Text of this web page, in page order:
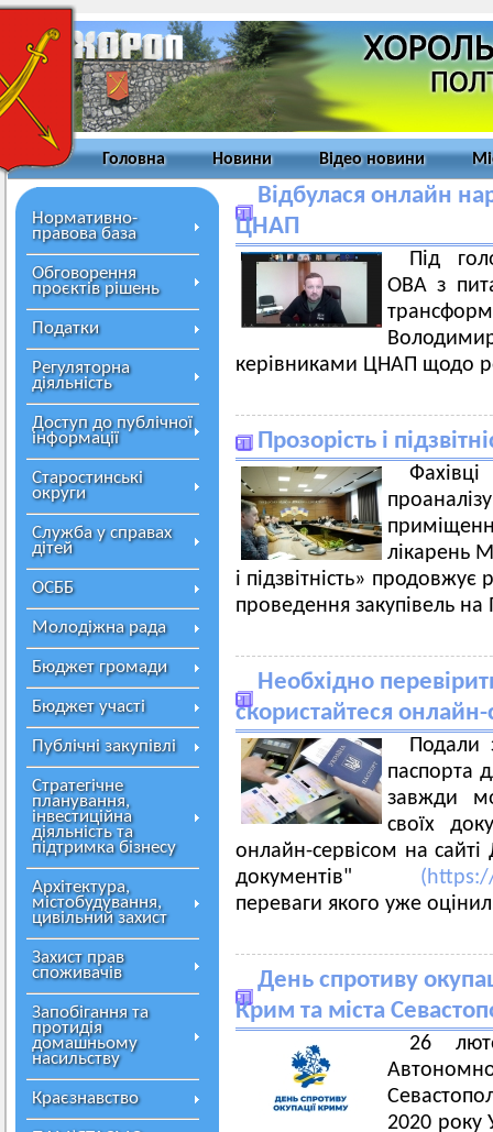
Головна Новини Відео новини
Нормативно-
правова база
Обговорення
проєктів рішень
Податки
Регуляторна
діяльність
Доступ до публічної
інформації
Старостинські
округи
Служба у справах
дітей
ОСББ
Молодіжна рада
Бюджет громади
Бюджет участі
Публічні закупівлі
Стратегічне
планування,
інвестиційна
діяльність та
підтримка бізнесу
Архітектура,
містобудування,
цивільний захист
Захист прав
споживачів
Запобігання та
протидія
домашньому
насильству
Краєзнавство
Відбулася онлайн
ЦНАП
Під
ОВА з
керівниками ЦНАП щодо
Прозорість і
Фахівці
лікарень
і підзвітність»
проведення закупівель
Необхідно
скористайтеся
Подали
паспорта
завжди
своїх
онлайн-сервісом на
документів"
переваги якого уже
День спротиву
Крим та міста
26
2020 року